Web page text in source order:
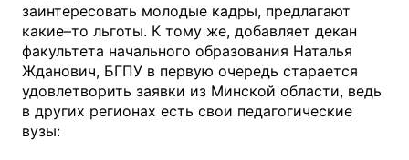
заинтересовать молодые кадры, предлагают
какие–то льготы. К тому же, добавляет декан
факультета начального образования Наталья
Жданович, БГПУ в первую очередь старается
удовлетворить заявки из Минской области, ведь
в других регионах есть свои педагогические
вузы: